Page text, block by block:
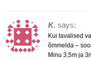
K. says:
Kui tavalised
õmmelda –
Minu 3,5m ja